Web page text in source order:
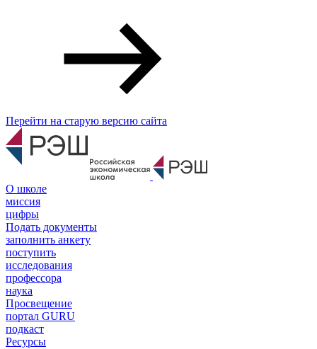
Перейти на старую версию сайта
О школе
миссия
цифры
Подать документы
заполнить анкету
поступить
исследования
профессора
наука
Просвещение
портал GURU
подкаст
Ресурсы